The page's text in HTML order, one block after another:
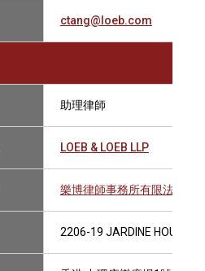
ctang@loeb.com
助理律師
LOEB & LOEB LLP
樂博律師事務所有限法律責
2206-19 JARDINE HOUSE, 1